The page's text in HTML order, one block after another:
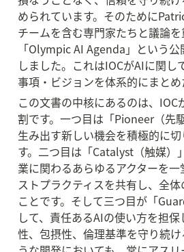
められています。そのために
チームを含む専門家たちと議論
「Olympic AI Agenda」という
しました。これはIOCがAIに関し
事項・ビジョンを体系的にまとめ
この文書の中核にあるのは、IOC
割です。一つ目は「Pioneer（先
生み出す新しい機会を積極的に
す。二つ目は「Catalyst（触媒）
業に関わるあらゆるアクターを
ストプラクティスを共有し、全
ことです。そして三つ目が「
して、責任あるAIの使い方を担
性、包摂性、倫理基準を守り続